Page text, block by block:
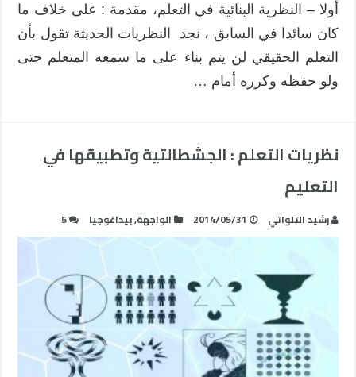
أولا – النظرية البنائية في التعلم، مقدمة : على خلاف ما
كان سائدا في السابق ، نجد النظريات الحديثة تقول بأن
التعلم الحقيقي لن يتم بناء على ما سمعه المتعلم حتى
ولو حفظه وكرره أمام …
نظريات التعلم : الجشطالتية وتطبيقها في
التعليم
رشيد التلواتي 2014/05/31 الواجهة,بيداغوجيا 5